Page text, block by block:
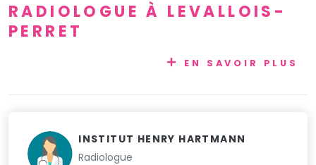
RADIOLOGUE À LEVALLOIS-
PERRET
EN SAVOIR PLUS
INSTITUT HENRY HARTMANN
Radiologue